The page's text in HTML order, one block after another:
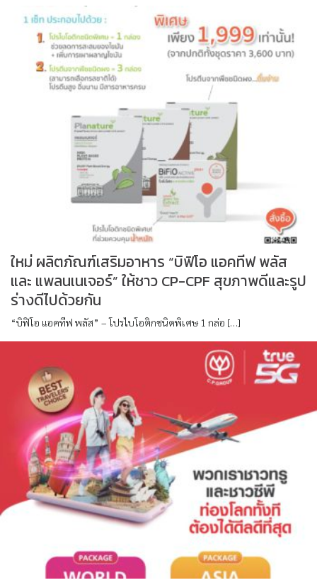
ใหม่ ผลิตภัณฑ์เสริมอาหาร “บิฟิโอ แอคทีฟ พลัส
และ แพลนเนเจอร์” ให้ชาว CP-CPF สุขภาพดีและรูป
ร่างดีไปด้วยกัน
“บิฟิโอ แอคทีฟ พลัส” – โปรไบโอติกชนิดพิเศษ 1 กล่อ […]